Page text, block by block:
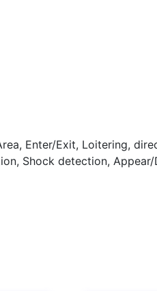
Enter/Exit, Loitering,
Shock detection, Appear/